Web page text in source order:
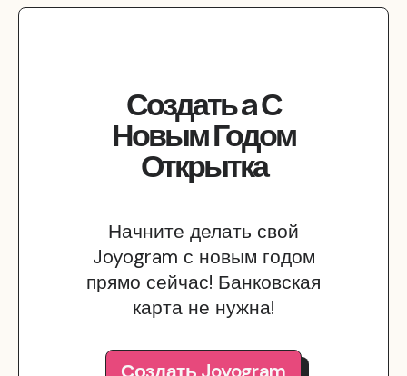
СоздатьaС
Новым Годом
Открытка
Начните делать свой
Joyogram с новым годом
прямо сейчас! Банковская
карта не нужна!